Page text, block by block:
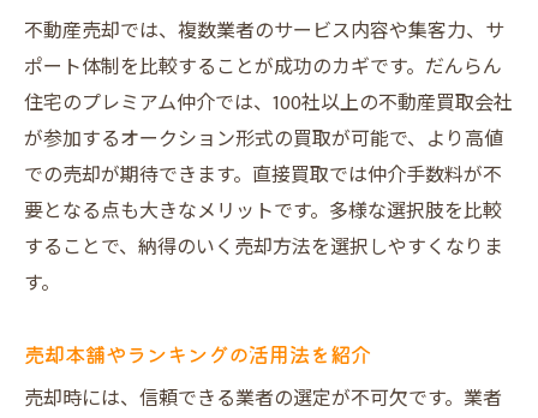
不動産売却では、複数業者のサービス内容や集客力、サ
ポート体制を比較することが成功のカギです。だんらん
住宅のプレミアム仲介では、100社以上の不動産買取会社
が参加するオークション形式の買取が可能で、より高値
での売却が期待できます。直接買取では仲介手数料が不
要となる点も大きなメリットです。多様な選択肢を比較
することで、納得のいく売却方法を選択しやすくなりま
す。
売却本舗やランキングの活用法を紹介
売却時には、信頼できる業者の選定が不可欠です。業者